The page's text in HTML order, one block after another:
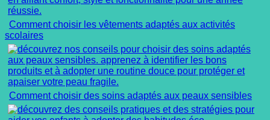
Comment choisir les vêtements adaptés aux activités
scolaires
Comment choisir des soins adaptés aux peaux sensibles